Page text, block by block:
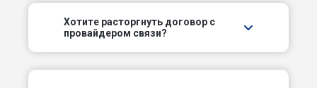
Хотите расторгнуть договор с
провайдером связи?